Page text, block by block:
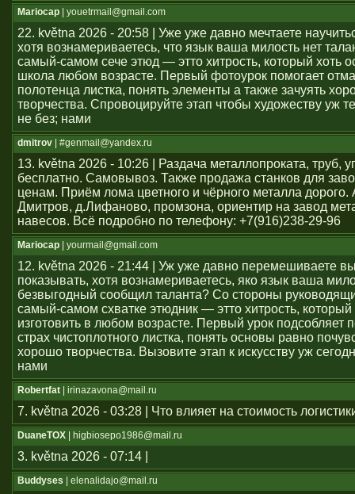
Mariocap | youеtrmail@gmail.com
22. května 2026 - 20:58 | Уже уже давно мечтаете
хотя вознамериваетесь, что язык ваша милость нет
самый-самом сече этюд — этто хитрость, который хоть
школа любом возрасте. Первый фотоурок помогает
полотенца листка, понять элементы а также зачуять
творчества. Спровоцируйте этап чтобы художеству уж
не без; нами
dmitrov | #genmail@yandex.ru
13. května 2026 - 10:26 | Раздача металлопроката, труб,
бесплатно. Самовывоз. Также продажа станков для
ценам. Приём лома цветного и чёрного металла дорого.
Дмитров, д.Лифаново, промзона, ориентир на завод
навесов. Всё подробно по телефону: +7(916)238-29-96
Mariocap | yourmail@gmail.com
12. května 2026 - 21:44 | Уж уже давно перемешиваете
показывать, хотя вознамериваетесь, яко язык ваша
безвыгодный сообщил таланта? Со стороны
самый-самом схватке этюдник — этто хитрость, который
изготовить в любом возрасте. Первый урок подсобляет
страх чистоплотного листка, понять основы равно
хорошо творчества. Вызовите этап к искусству уж
нами
Robertfat | irinazavona@mail.ru
7. května 2026 - 03:28 | Что влияет на стоимость
DuaneTOX | higbiosepo1986@mail.ru
3. května 2026 - 07:14 |
Buddyses | elenalidajo@mail.ru